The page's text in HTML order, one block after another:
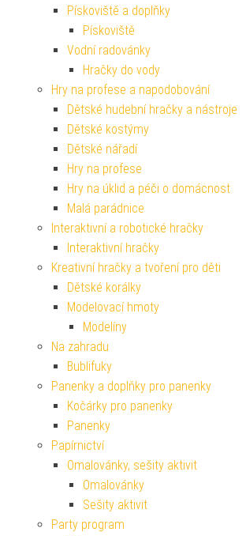
Pískoviště a doplňky
Pískoviště
Vodní radovánky
Hračky do vody
Hry na profese a napodobování
Dětské hudební hračky a nástroje
Dětské kostýmy
Dětské nářadí
Hry na profese
Hry na úklid a péči o domácnost
Malá parádnice
Interaktivní a robotické hračky
Interaktivní hračky
Kreativní hračky a tvoření pro děti
Dětské korálky
Modelovací hmoty
Modelíny
Na zahradu
Bublifuky
Panenky a doplňky pro panenky
Kočárky pro panenky
Panenky
Papírnictví
Omalovánky, sešity aktivit
Omalovánky
Sešity aktivit
Party program